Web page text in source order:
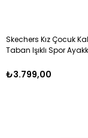
Skechers Kız Çocuk
Taban Işıklı Spor
₺3.799,00